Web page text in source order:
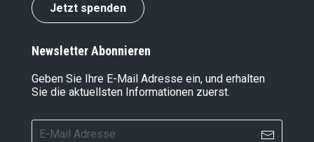
Jetzt spenden
Newsletter Abonnieren
Geben Sie Ihre E-Mail Adresse ein, und erhalten
Sie die aktuellsten Informationen zuerst.